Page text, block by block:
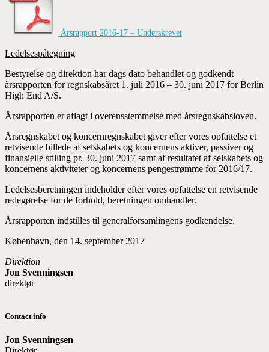
Årsrapport 2016-17 – Underskrevet
Ledelsespåtegning
Bestyrelse og direktion har dags dato behandlet og godkendt
årsrapporten for regnskabsåret 1. juli 2016 – 30. juni 2017 for Berlin
High End A/S.
Årsrapporten er aflagt i overensstemmelse med årsregnskabsloven.
Årsregnskabet og koncernregnskabet giver efter vores opfattelse et
retvisende billede af selskabets og koncernens aktiver, passiver og
finansielle stilling pr. 30. juni 2017 samt af resultatet af selskabets og
koncernens aktiviteter og koncernens pengestrømme for 2016/17.
Ledelsesberetningen indeholder efter vores opfattelse en retvisende
redegørelse for de forhold, beretningen omhandler.
Årsrapporten indstilles til generalforsamlingens godkendelse.
København, den 14. september 2017
Direktion
Jon Svenningsen
direktør
Contact info
Jon Svenningsen